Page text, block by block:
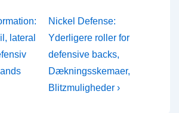
lateral
Next
Post
is
Nickel Defense:
Yderligere roller for
defensive backs,
Dækningsskemaer,
Blitzmuligheder ›